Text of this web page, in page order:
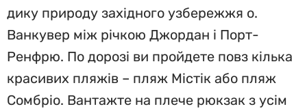
дику природу західного узбережжя о.
Ванкувер між річкою Джордан і Порт-
Ренфрю. По дорозі ви пройдете повз кілька
красивих пляжів – пляж Містік або пляж
Сомбріо. Вантажте на плече рюкзак з усім